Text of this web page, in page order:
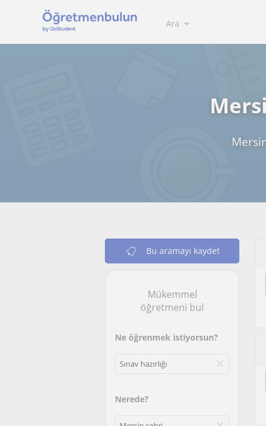
Ara
Bu aramayı kaydet
Mükemmel
öğretmeni bul
Ne öğrenmek istiyorsun?
Nerede?